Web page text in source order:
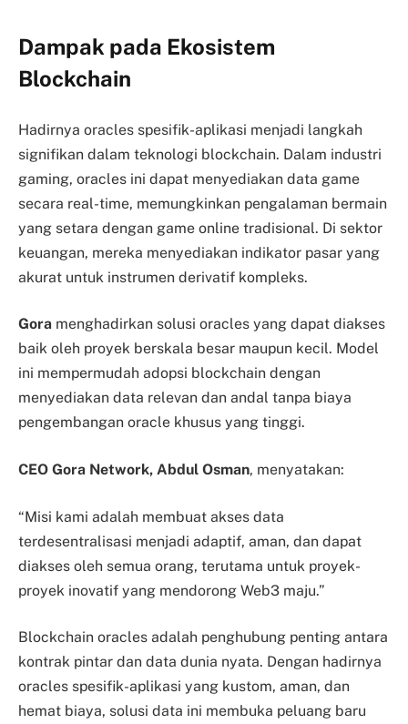
Dampak pada Ekosistem
Blockchain
Hadirnya oracles spesifik-aplikasi menjadi langkah
signifikan dalam teknologi blockchain. Dalam industri
gaming, oracles ini dapat menyediakan data game
secara real-time, memungkinkan pengalaman bermain
yang setara dengan game online tradisional. Di sektor
keuangan, mereka menyediakan indikator pasar yang
akurat untuk instrumen derivatif kompleks.
Gora menghadirkan solusi oracles yang dapat diakses
baik oleh proyek berskala besar maupun kecil. Model
ini mempermudah adopsi blockchain dengan
menyediakan data relevan dan andal tanpa biaya
pengembangan oracle khusus yang tinggi.
CEO Gora Network, Abdul Osman, menyatakan:
“Misi kami adalah membuat akses data
terdesentralisasi menjadi adaptif, aman, dan dapat
diakses oleh semua orang, terutama untuk proyek-
proyek inovatif yang mendorong Web3 maju.”
Blockchain oracles adalah penghubung penting antara
kontrak pintar dan data dunia nyata. Dengan hadirnya
oracles spesifik-aplikasi yang kustom, aman, dan
hemat biaya, solusi data ini membuka peluang baru